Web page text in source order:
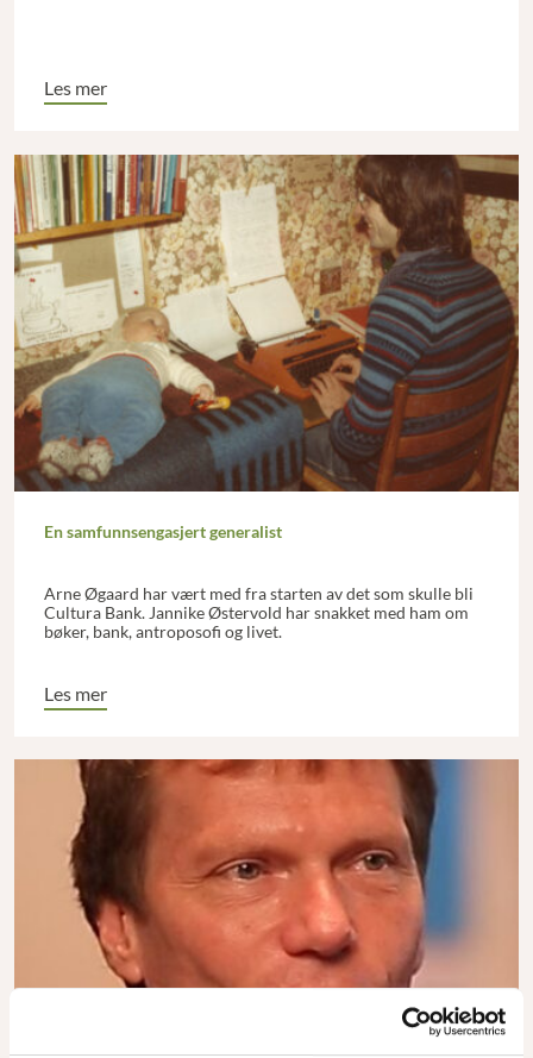
Les mer
En samfunnsengasjert generalist
Arne Øgaard har vært med fra starten av det som skulle bli
Cultura Bank. Jannike Østervold har snakket med ham om
bøker, bank, antroposofi og livet.
Les mer